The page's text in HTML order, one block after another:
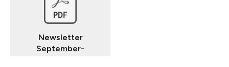
Newsletter
September-